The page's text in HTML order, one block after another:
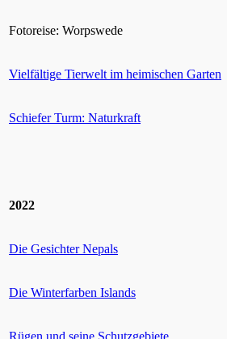
Fotoreise: Worpswede
Vielfältige Tierwelt im heimischen Garten
Schiefer Turm: Naturkraft
2022
Die Gesichter Nepals
Die Winterfarben Islands